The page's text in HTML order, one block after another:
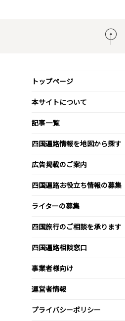
トップページ
本サイトについて
記事一覧
四国遍路情報を地図から探す
広告掲載のご案内
四国遍路お役立ち情報の募集
ライターの募集
四国旅行のご相談を承ります
四国遍路相談窓口
事業者様向け
運営者情報
プライバシーポリシー